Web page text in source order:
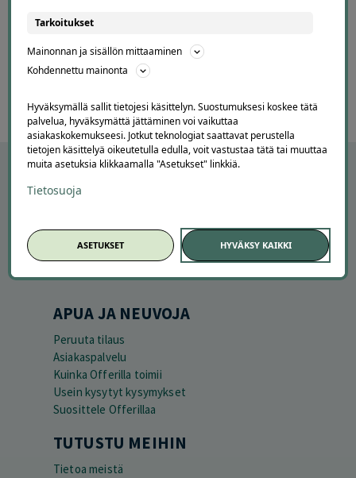
Page
APUA JA NEUVOJA
Peruuta tilaus
Asiakaspalvelu
Kuinka Offerilla toimii
Usein kysytyt kysymykset
Suosittele Offerillaa
TUTUSTU MEIHIN
Tietoa meistä
Tarkoitukset
Mainonnan ja sisällön mittaaminen
Kohdennettu mainonta
Hyväksymällä sallit tietojesi käsittelyn. Suostumuksesi koskee tätä
palvelua, hyväksymättä jättäminen voi vaikuttaa
asiakaskokemukseesi. Jotkut teknologiat saattavat perustella
tietojen käsittelyä oikeutetulla edulla, voit vastustaa tätä tai muuttaa
muita asetuksia klikkaamalla "Asetukset" linkkiä.
Tietosuoja
ASETUKSET HYVÄKSY KAIKKI